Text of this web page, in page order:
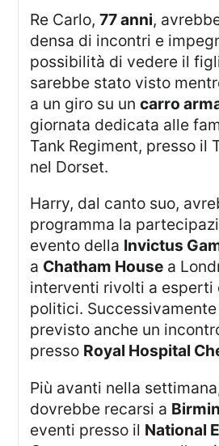
Re Carlo,77 anni,
densa di incontri e
possibilità di vedere il
sarebbe stato visto
a un giro su uncarro
giornata dedicata alle
Tank Regiment, presso il
nel Dorset.
Harry, dal canto suo, avrebbe in
programma la
evento della Invictus
a Chatham House a
interventi rivolti a esperti
politici.
previsto anche un
presso Royal Hospital
Più avanti nella settimana, Harry
dovrebbe recarsi a
eventi presso il National